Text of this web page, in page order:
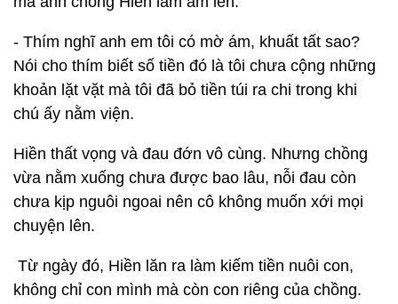
- Thím nghĩ anh em tôi có mờ ám, khuất tất sao?
Nói cho thím biết số tiền đó là tôi chưa cộng những
khoản lặt vặt mà tôi đã bỏ tiền túi ra chi trong khi
chú ấy nằm viện.
Hiền thất vọng và đau đớn vô cùng. Nhưng chồng
vừa nằm xuống chưa được bao lâu, nỗi đau còn
chưa kịp nguôi ngoai nên cô không muốn xới mọi
chuyện lên.
Từ ngày đó, Hiền lăn ra làm kiếm tiền nuôi con,
không chỉ con mình mà còn con riêng của chồng.